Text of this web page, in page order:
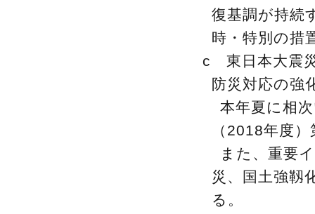
復基調が持続
時・特別の措
c 東日本大震
防災対応の強
本年夏に相
（2018年度
また、重要
災、国土強靱
る。